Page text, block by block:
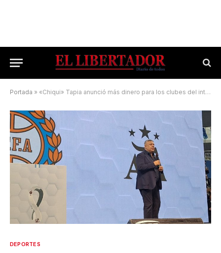
Portada » «Chiqui» Tapia anunció más dinero para los clubes del interior del país
DEPORTES